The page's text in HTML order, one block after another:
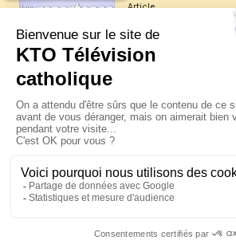
Article
Les reportages
La visite pastorale
XIV à Assise à
jeudi 6 août
Le pape en
Pérou du 6 au 17